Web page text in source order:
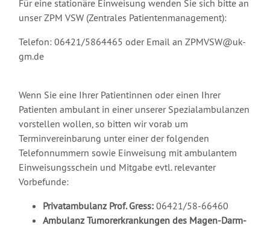
Für eine stationäre Einweisung wenden Sie sich bitte an
unser ZPM VSW (Zentrales Patientenmanagement):
Telefon: 06421/5864465 oder Email an ZPMVSW@uk-
gm.de
Wenn Sie eine Ihrer Patientinnen oder einen Ihrer
Patienten ambulant in einer unserer Spezialambulanzen
vorstellen wollen, so bitten wir vorab um
Terminvereinbarung unter einer der folgenden
Telefonnummern sowie Einweisung mit ambulantem
Einweisungsschein und Mitgabe evtl. relevanter
Vorbefunde:
Privatambulanz Prof. Gress: 06421/58-66460
Ambulanz Tumorerkrankungen des Magen-Darm-